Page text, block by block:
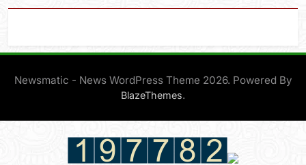
Newsmatic - News WordPress Theme 2026. Powered By
BlazeThemes.